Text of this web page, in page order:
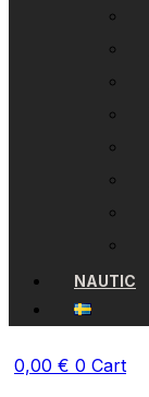
NAUTIC
0,00 € 0 Cart